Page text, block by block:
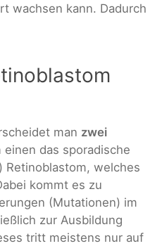
wachsen kann. Dadurch
man zwei
einen das sporadische
welches
kommt es zu
(Mutationen) im
zur Ausbildung
tritt meistens nur auf